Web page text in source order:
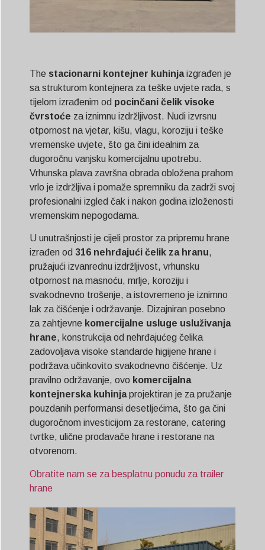
The stacionarni kontejner kuhinjaizgrađen je
sa strukturom kontejnera za teške uvjete rada, s
tijelom izrađenim od pocinčani čelik visoke
čvrstoće za iznimnu izdržljivost. Nudi izvrsnu
otpornost na vjetar, kišu, vlagu, koroziju i teške
vremenske uvjete, što ga čini idealnim za
dugoročnu vanjsku komercijalnu upotrebu.
Vrhunska plava završna obrada obložena prahom
vrlo je izdržljiva i pomaže spremniku da zadrži svoj
profesionalni izgled čak i nakon godina izloženosti
vremenskim nepogodama.
U unutrašnjosti je cijeli prostor za pripremu hrane
izrađen od 316 nehrđajući čelik za hranu,
pružajući izvanrednu izdržljivost, vrhunsku
otpornost na masnoću, mrlje, koroziju i
svakodnevno trošenje, a istovremeno je iznimno
lak za čišćenje i održavanje. Dizajniran posebno
za zahtjevne komercijalne usluge usluživanja
hrane, konstrukcija od nehrđajućeg čelika
zadovoljava visoke standarde higijene hrane i
podržava učinkovito svakodnevno čišćenje. Uz
pravilno održavanje, ovo komercijalna
kontejnerska kuhinjaprojektiran je za pružanje
pouzdanih performansi desetljećima, što ga čini
dugoročnom investicijom za restorane, catering
tvrtke, ulične prodavače hrane i restorane na
otvorenom.
Obratite nam se za besplatnu ponudu za trailer
hrane